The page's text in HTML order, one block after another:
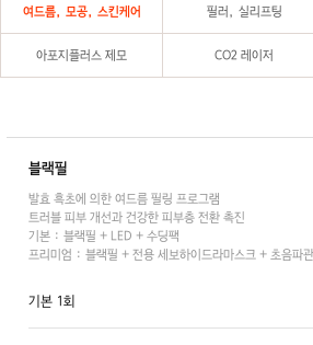
여드름, 모공, 스킨케어 필러, 실리프팅
아포지플러스 제모 CO2 레이저
블랙필
발효 흑초에 의한 여드름 필링 프로그램
트러블 피부 개선과 건강한 피부층 전환 촉진
기본 : 블랙필 + LED + 수딩팩
프리미엄 : 블랙필 + 전용 세보하이드라마스크 + 초음파
기본 1회